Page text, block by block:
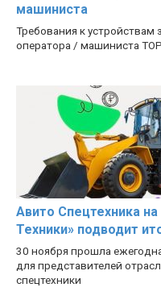
машиниста
Требования к
оператора / машиниста
Авито Спецтехника
Техники» подводит
30 ноября прошла
для представителей
спецтехники